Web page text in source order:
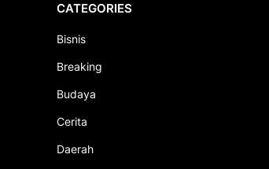
CATEGORIES
Bisnis
Breaking
Budaya
Cerita
Daerah